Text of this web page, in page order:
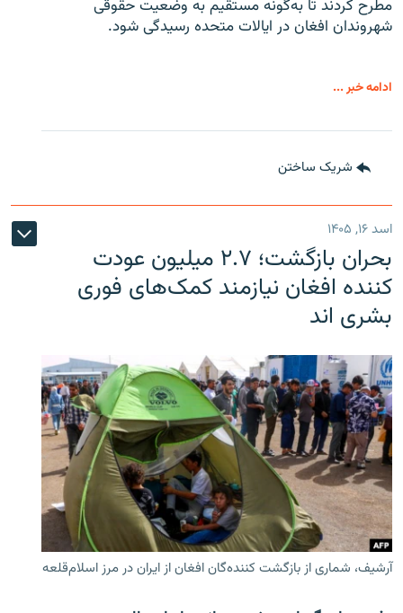
مطرح کردند تا به‌گونه مستقیم به وضعیت حقوقی
شهروندان افغان در ایالات متحده رسیدگی شود.
ادامه خبر ...
شریک ساختن
اسد ۱۶, ۱۴۰۵
بحران بازگشت؛ ۲.۷ میلیون عودت
کننده افغان نیازمند کمک‌های فوری
بشری اند
آرشیف، شماری از بازگشت کننده‌گان افغان از ایران در مرز اسلام‌قلعه